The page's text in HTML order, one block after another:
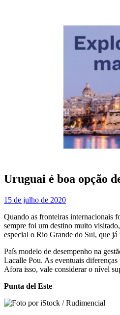
Uruguai é boa opção
15 de julho de 2020
Quando as fronteiras internacionais
sempre foi um destino muito
especial o Rio Grande do Sul, que já
País modelo de desempenho na
Lacalle Pou. As eventuais
Afora isso, vale considerar o nível
Punta del Este